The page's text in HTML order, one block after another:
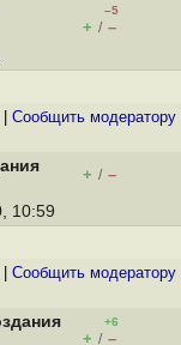
–5
+ / –
Cообщить модератору
+ / –
10:59
Cообщить модератору
+6
+ / –